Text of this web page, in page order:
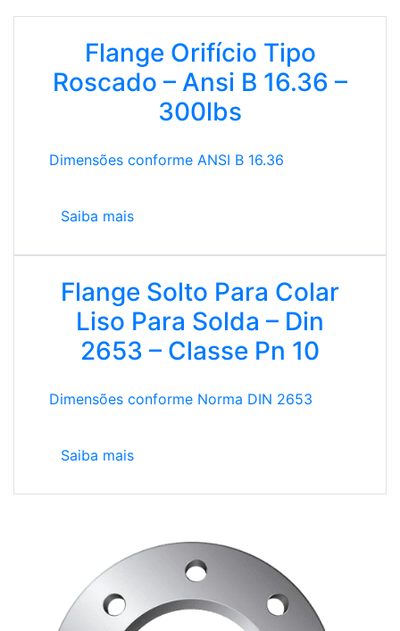
Flange Orifício Tipo
Roscado – Ansi B 16.36 –
300lbs
Dimensões conforme ANSI B 16.36
Saiba mais
Flange Solto Para Colar
Liso Para Solda – Din
2653 – Classe Pn 10
Dimensões conforme Norma DIN 2653
Saiba mais